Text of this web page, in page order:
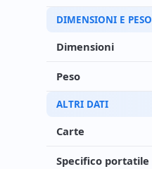
DIMENSIONI E PESO
Dimensioni
Peso
ALTRI DATI
Carte
Specifico portatile